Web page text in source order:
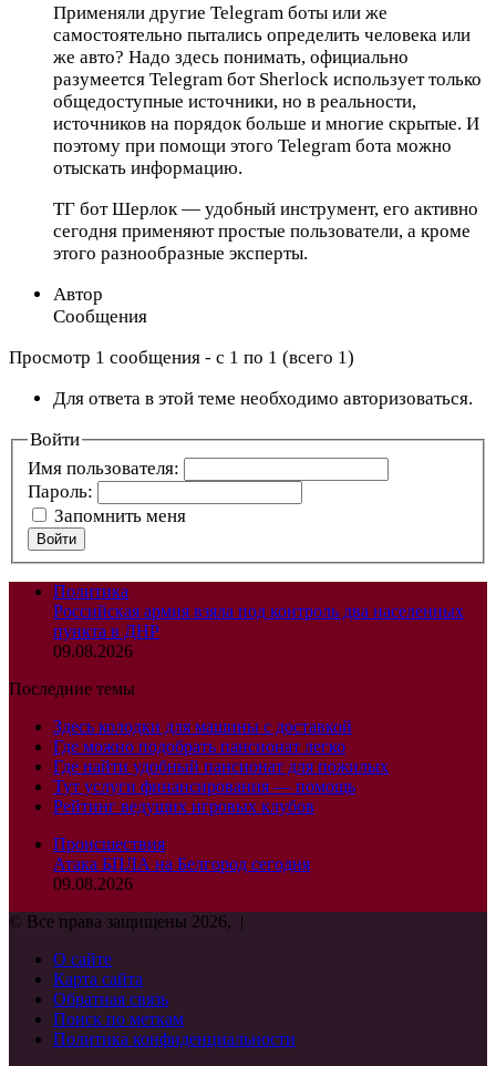
Применяли другие Telegram боты или же
самостоятельно пытались определить человека или
же авто? Надо здесь понимать, официально
разумеется Telegram бот Sherlock использует только
общедоступные источники, но в реальности,
источников на порядок больше и многие скрытые. И
поэтому при помощи этого Telegram бота можно
отыскать информацию.
ТГ бот Шерлок — удобный инструмент, его активно
сегодня применяют простые пользователи, а кроме
этого разнообразные эксперты.
Автор
Сообщения
Просмотр 1 сообщения - с 1 по 1 (всего 1)
Для ответа в этой теме необходимо авторизоваться.
Войти
Имя пользователя:
Пароль:
Запомнить меня
Войти
Политика
Российская армия взяла под контроль два населенных
пункта в ДНР
09.08.2026
Последние темы
Здесь колодки для машины с доставкой
Где можно подобрать пансионат легко
Где найти удобный пансионат для пожилых
Тут услуги финансирования — помощь
Рейтинг ведущих игровых клубов
Происшествия
Атака БПЛА на Белгород сегодня
09.08.2026
© Все права защищены 2026, |
О сайте
Карта сайта
Обратная связь
Поиск по меткам
Политика конфиденциальности